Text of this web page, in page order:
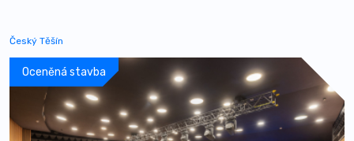
Český Těšín
Oceněná stavba